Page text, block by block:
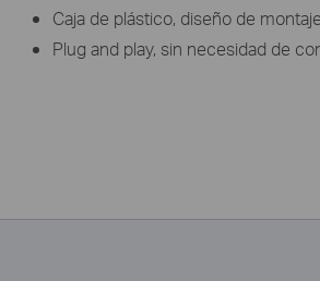
Caja de plástico, diseño de
Plug and play, sin necesidad de